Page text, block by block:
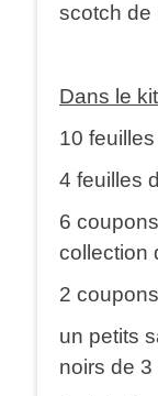
scotch
Dans le
10
4 feuilles
6
collection
2
un petits
noirs de 3